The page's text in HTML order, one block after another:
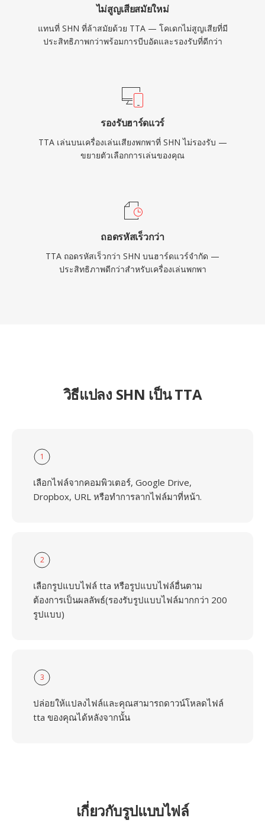
ไม่สูญเสียสมัยใหม่
แทนที่ SHN ที่ล้าสมัยด้วย TTA — โคเดกไม่สูญเสียที่มี
ประสิทธิภาพกว่าพร้อมการบีบอัดและรองรับที่ดีกว่า
รองรับฮาร์ดแวร์
TTA เล่นบนเครื่องเล่นเสียงพกพาที่ SHN ไม่รองรับ —
ขยายตัวเลือกการเล่นของคุณ
ถอดรหัสเร็วกว่า
TTA ถอดรหัสเร็วกว่า SHN บนฮาร์ดแวร์จำกัด —
ประสิทธิภาพดีกว่าสำหรับเครื่องเล่นพกพา
วิธีแปลง SHN เป็น TTA
1
เลือกไฟล์จากคอมพิวเตอร์, Google Drive,
Dropbox, URL หรือทำการลากไฟล์มาที่หน้า.
2
เลือกรูปแบบไฟล์ tta หรือรูปแบบไฟล์อื่นตาม
ต้องการเป็นผลลัพธ์(รองรับรูปแบบไฟล์มากกว่า 200
รูปแบบ)
3
ปล่อยให้แปลงไฟล์และคุณสามารถดาวน์โหลดไฟล์
tta ของคุณได้หลังจากนั้น
เกี่ยวกับรูปแบบไฟล์